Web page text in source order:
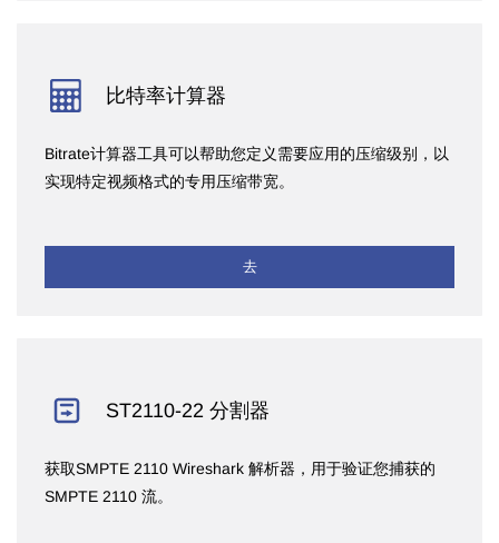
比特率计算器
Bitrate计算器工具可以帮助您定义需要应用的压缩级别，以
实现特定视频格式的专用压缩带宽。
去
ST2110-22 分割器
获取SMPTE 2110 Wireshark 解析器，用于验证您捕获的
SMPTE 2110 流。